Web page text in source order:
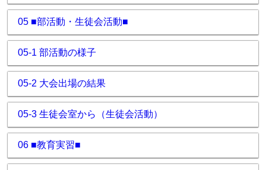
05 ■部活動・生徒会活動■
05-1 部活動の様子
05-2 大会出場の結果
05-3 生徒会室から（生徒会活動）
06 ■教育実習■